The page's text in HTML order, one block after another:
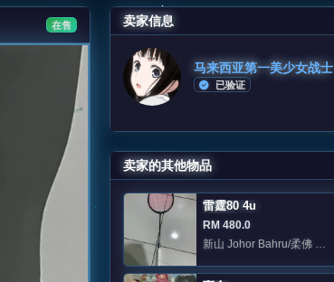
在售 卖家信息
马来西亚第一美少女战士
已验证
卖家的其他物品
雷霆80 4u
RM 480.0
新山 Johor Bahru/柔佛 Area: Jb Skudai /sutera/eco botani